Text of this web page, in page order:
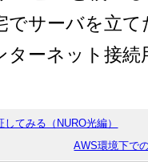
でサーバを立
ターネット接
てみる（NURO光編）
AWS環境下で